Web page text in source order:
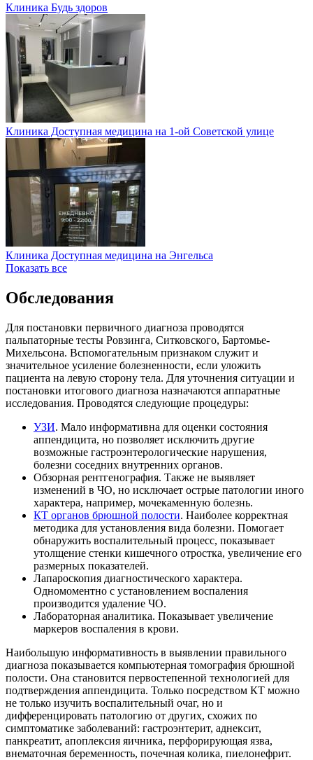
Клиника Будь здоров
Клиника Доступная медицина на 1-ой Советской улице
Клиника Доступная медицина на Энгельса
Показать все
Обследования
Для постановки первичного диагноза проводятся
пальпаторные тесты Ровзинга, Ситковского, Бартомье-
Михельсона. Вспомогательным признаком служит и
значительное усиление болезненности, если уложить
пациента на левую сторону тела. Для уточнения ситуации и
постановки итогового диагноза назначаются аппаратные
исследования. Проводятся следующие процедуры:
УЗИ. Мало информативна для оценки состояния
аппендицита, но позволяет исключить другие
возможные гастроэнтерологические нарушения,
болезни соседних внутренних органов.
Обзорная рентгенография. Также не выявляет
изменений в ЧО, но исключает острые патологии иного
характера, например, мочекаменную болезнь.
КТ органов брюшной полости. Наиболее корректная
методика для установления вида болезни. Помогает
обнаружить воспалительный процесс, показывает
утолщение стенки кишечного отростка, увеличение его
размерных показателей.
Лапароскопия диагностического характера.
Одномоментно с установлением воспаления
производится удаление ЧО.
Лабораторная аналитика. Показывает увеличение
маркеров воспаления в крови.
Наибольшую информативность в выявлении правильного
диагноза показывается компьютерная томография брюшной
полости. Она становится первостепенной технологией для
подтверждения аппендицита. Только посредством КТ можно
не только изучить воспалительный очаг, но и
дифференцировать патологию от других, схожих по
симптоматике заболеваний: гастроэнтерит, аднексит,
панкреатит, апоплексия яичника, перфорирующая язва,
внематочная беременность, почечная колика, пиелонефрит.